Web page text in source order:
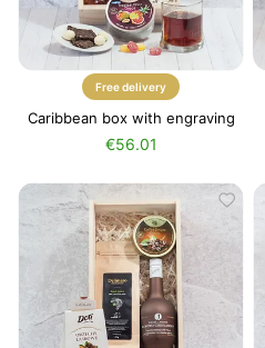
Free delivery
Caribbean box with engraving
€56.01